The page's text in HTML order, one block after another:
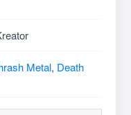
Metal, Death